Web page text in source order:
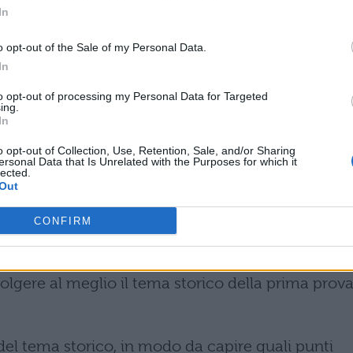
opt-out of the Sale of my Personal Data.
opt-out of processing my Personal Data for Targeted
opt-out of Collection, Use, Retention, Sale, and/or Sharing
Data that Is Unrelated with the Purposes for which it
CONFIRM
storico è un componimento scritto incentrato
avvenimento storico o su un particolare
riportare semplicemente l’argomento così
collegare, commentare.
anniversari
argomenti attualità
2016: COME SVOLGERLO.
al meglio il tema storico della prima prova
tema storico, in modo da capire quali punti